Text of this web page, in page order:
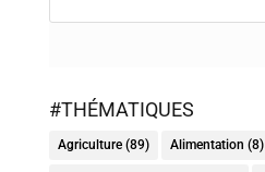
#THÉMATIQUES
Agriculture(89) Alimentation (8)